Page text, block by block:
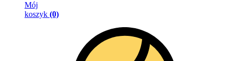
Mój
koszyk (0)